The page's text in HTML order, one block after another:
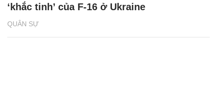
QUÂN SỰ
‘khắc tinh’ của F-16 ở Ukraine